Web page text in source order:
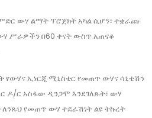
ምድር ውሃ ልማት ፕሮጀክት አካል ሲሆን፣ ተቋራጩ
ሥራዎችን በ60 ቀናት ውስጥ አጠናቆ
የውሃና ኢነርጂ ሚኒስቴር የመጠጥ ውሃና ሳኒቴሽን
ዶ/ር አስፋው ዲንጋሞ እንደገለጹት፣ ውሃ
የመጠጥ ውሃ ተደራሽነት ልዩ ትኩረት